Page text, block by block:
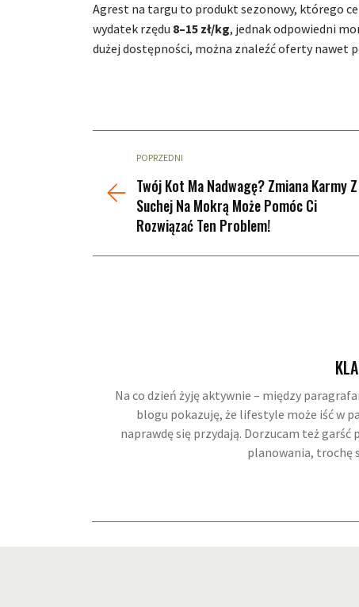
Agrest na targu to produkt sezonowy, którego
wydatek rzędu 8–15 zł/kg, jednak odpowiedni
dużej dostępności, można znaleźć oferty nawet
POPRZEDNI
Twój Kot Ma Nadwagę? Zmiana Karmy Z
Suchej Na Mokrą Może Pomóc Ci
Rozwiązać Ten Problem!
Na co dzień żyję aktywnie – między
blogu pokazuję, że lifestyle może iść w
naprawdę się przydają. Dorzucam też
planowania, trochę